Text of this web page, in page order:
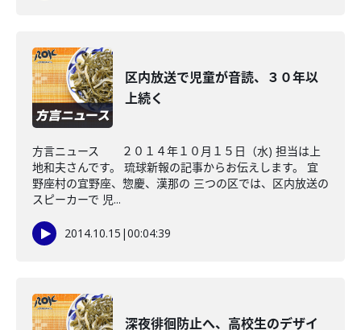
区内放送で児童が音読、３０年以
上続く
方言ニュース ２０１４年１０月１５日（水) 担当は上
地和夫さんです。 琉球新報の記事からお伝えします。 宜
野座村の宜野座、惣慶、漢那の 三つの区では、区内放送の
スピーカーで 児...
2014.10.15 |00:04:39
深夜徘徊防止へ、高校生のデザイ